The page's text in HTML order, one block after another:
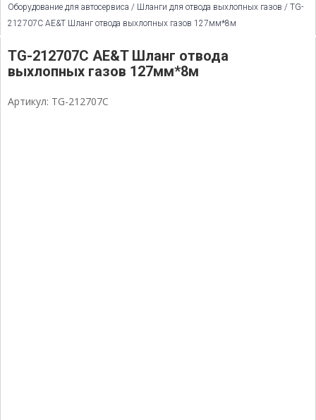
Оборудование для автосервиса / Шланги для отвода выхлопных газов / TG-
212707C AE&T Шланг отвода выхлопных газов 127мм*8м
TG-212707C AE&T Шланг отвода
выхлопных газов 127мм*8м
Артикул: TG-212707C